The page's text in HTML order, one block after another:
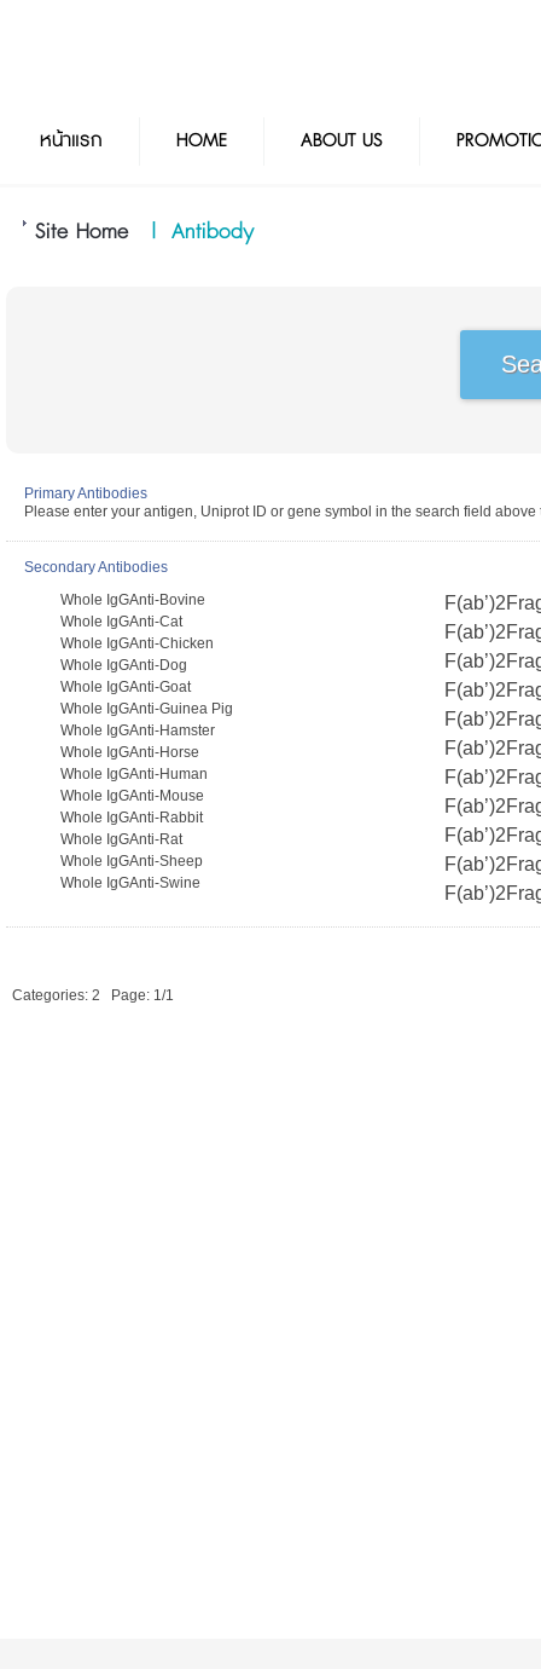
หน้าแรก HOME ABOUT US
Site Home | Antibody
Primary Antibodies
Please enter your antigen, Uniprot ID or gene symbol in the search field
Secondary Antibodies
Whole IgGAnti-Bovine
Whole IgGAnti-Cat
Whole IgGAnti-Chicken
Whole IgGAnti-Dog
Whole IgGAnti-Goat
Whole IgGAnti-Guinea Pig
Whole IgGAnti-Hamster
Whole IgGAnti-Horse
Whole IgGAnti-Human
Whole IgGAnti-Mouse
Whole IgGAnti-Rabbit
Whole IgGAnti-Rat
Whole IgGAnti-Sheep
Whole IgGAnti-Swine
Categories: 2 Page: 1/1